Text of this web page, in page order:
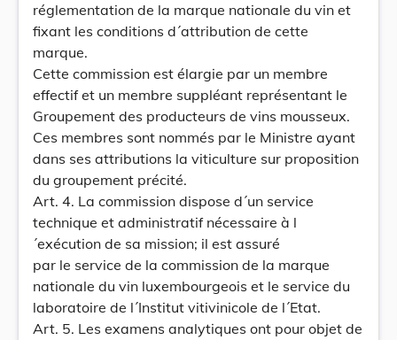
réglementation de la marque nationale du vin et
fixant les conditions d´attribution de cette
marque.
Cette commission est élargie par un membre
effectif et un membre suppléant représentant le
Groupement des producteurs de vins mousseux.
Ces membres sont nommés par le Ministre ayant
dans ses attributions la viticulture sur proposition
du groupement précité.
Art. 4. La commission dispose d´un service
technique et administratif nécessaire à l
´exécution de sa mission; il est assuré
par le service de la commission de la marque
nationale du vin luxembourgeois et le service du
laboratoire de l´Institut vitivinicole de l´Etat.
Art. 5. Les examens analytiques ont pour objet de